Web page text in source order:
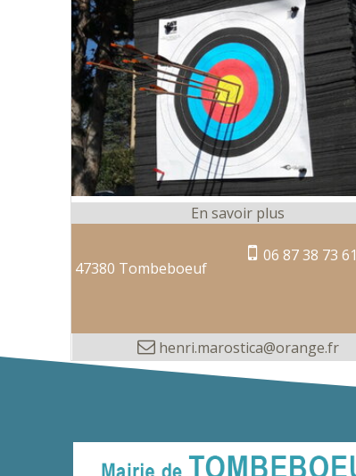
47380 Tombeboeuf
06 87 38 73 61
henri.marostica@orange.fr